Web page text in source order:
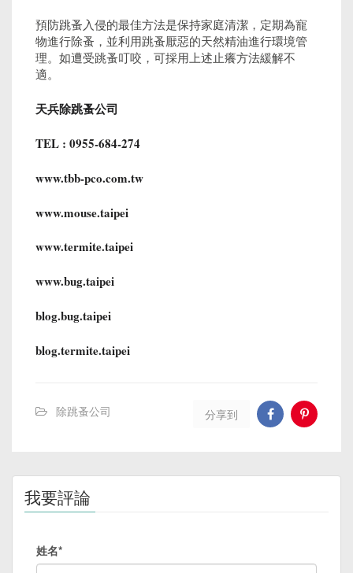
預防跳蚤入侵的最佳方法是保持家庭清潔，定期為寵
物進行除蚤，並利用跳蚤厭惡的天然精油進行環境管
理。如遭受跳蚤叮咬，可採用上述止癢方法緩解不
適。
天兵除跳蚤公司
TEL : 0955-684-274
www.tbb-pco.com.tw
www.mouse.taipei
www.termite.taipei
www.bug.taipei
blog.bug.taipei
blog.termite.taipei
除跳蚤公司 分享到
我要評論
姓名*